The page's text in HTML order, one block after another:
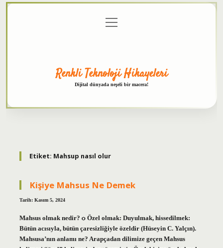
menüyü
aç
Renkli Teknoloji Hikayeleri
Dijital dünyada neşeli bir macera!
Etiket: Mahsup nasıl olur
Kişiye Mahsus Ne Demek
Tarih: Kasım 5, 2024
Mahsus olmak nedir? ѻ Özel olmak: Duyulmak, hissedilmek:
Bütün acısıyla, bütün çaresizliğiyle özeldir (Hüseyin C. Yalçın).
Mahsusa’nın anlamı ne? Arapçadan dilimize geçen Mahsus